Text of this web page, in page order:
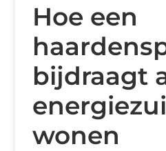
Hoe een
bijdraagt
wonen